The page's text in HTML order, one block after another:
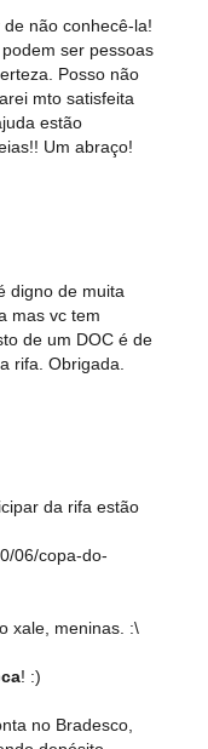
não conhecê-la!
ser pessoas
Posso não
mto satisfeita
estão
Um abraço!
digno de muita
mas vc tem
de um DOC é de
rifa. Obrigada.
da rifa estão
06/copa-do-
xale, meninas. :\
! :)
no Bradesco,